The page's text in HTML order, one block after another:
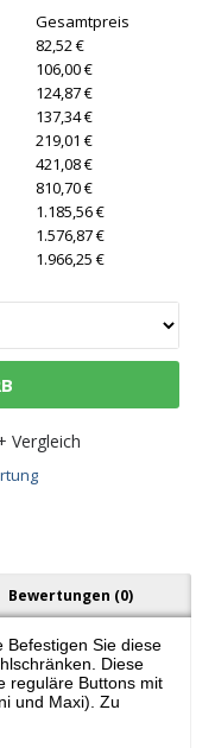
Gesamtpreis
82,52 €
106,00 €
124,87 €
137,34 €
219,01 €
421,08 €
810,70 €
1.185,56 €
1.576,87 €
1.966,25 €
Vergleich
Bewertungen (0)
Befestigen Sie diese
Diese
reguläre Buttons mit
und Maxi). Zu